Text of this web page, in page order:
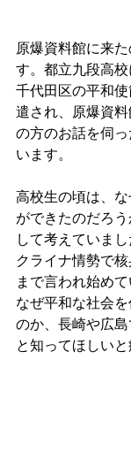
原爆資料館に来
す。都立九段高校
千代田区の平和
遣され、原爆資
の方のお話を伺
います。
高校生の頃は、
ができたのだろ
して考えていま
クライナ情勢で
まで言われ始めて
なぜ平和な社会
のか、長崎や広
と知ってほしいと